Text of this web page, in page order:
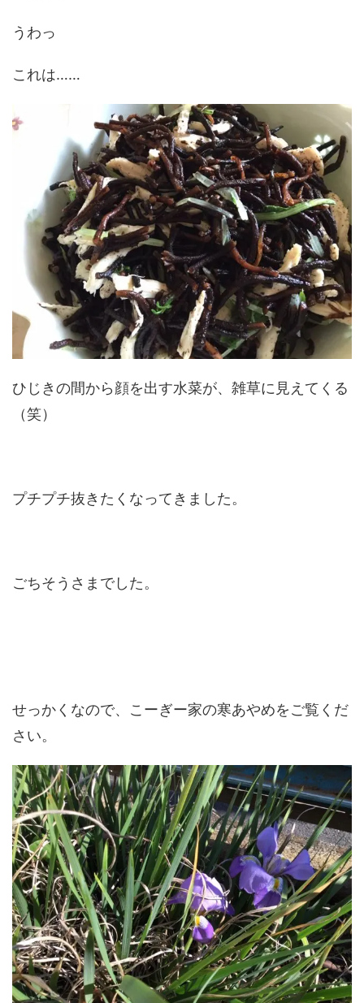
うわっ
これは……
ひじきの間から顔を出す水菜が、雑草に見えてくる
（笑）
プチプチ抜きたくなってきました。
ごちそうさまでした。
せっかくなので、こーぎー家の寒あやめをご覧くだ
さい。